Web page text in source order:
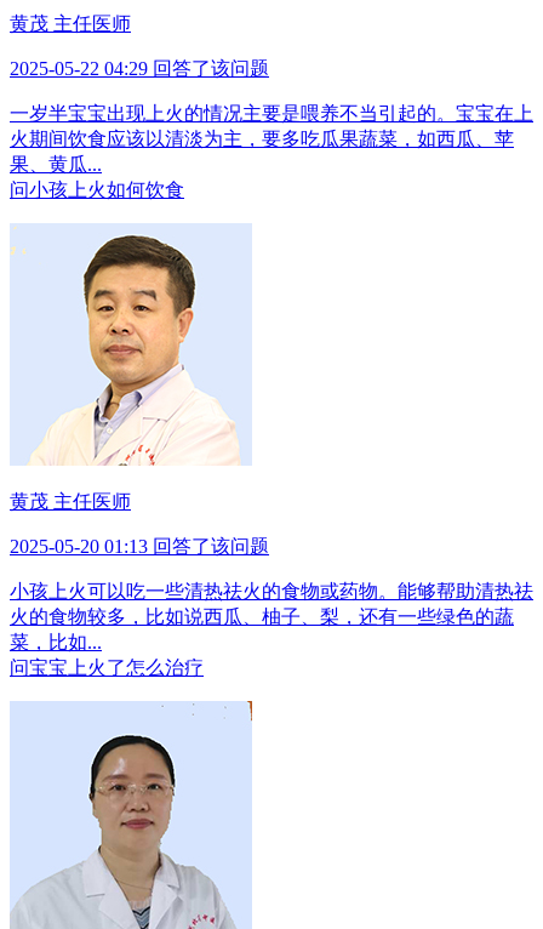
黄茂 主任医师
2025-05-22 04:29 回答了该问题
一岁半宝宝出现上火的情况主要是喂养不当引起的。宝宝在上
火期间饮食应该以清淡为主，要多吃瓜果蔬菜，如西瓜、苹
果、黄瓜...
问小孩上火如何饮食
黄茂 主任医师
2025-05-20 01:13 回答了该问题
小孩上火可以吃一些清热祛火的食物或药物。能够帮助清热祛
火的食物较多，比如说西瓜、柚子、梨，还有一些绿色的蔬
菜，比如...
问宝宝上火了怎么治疗